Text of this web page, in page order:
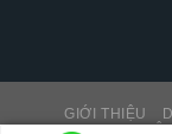
GIỚI THIỆU
THƯ